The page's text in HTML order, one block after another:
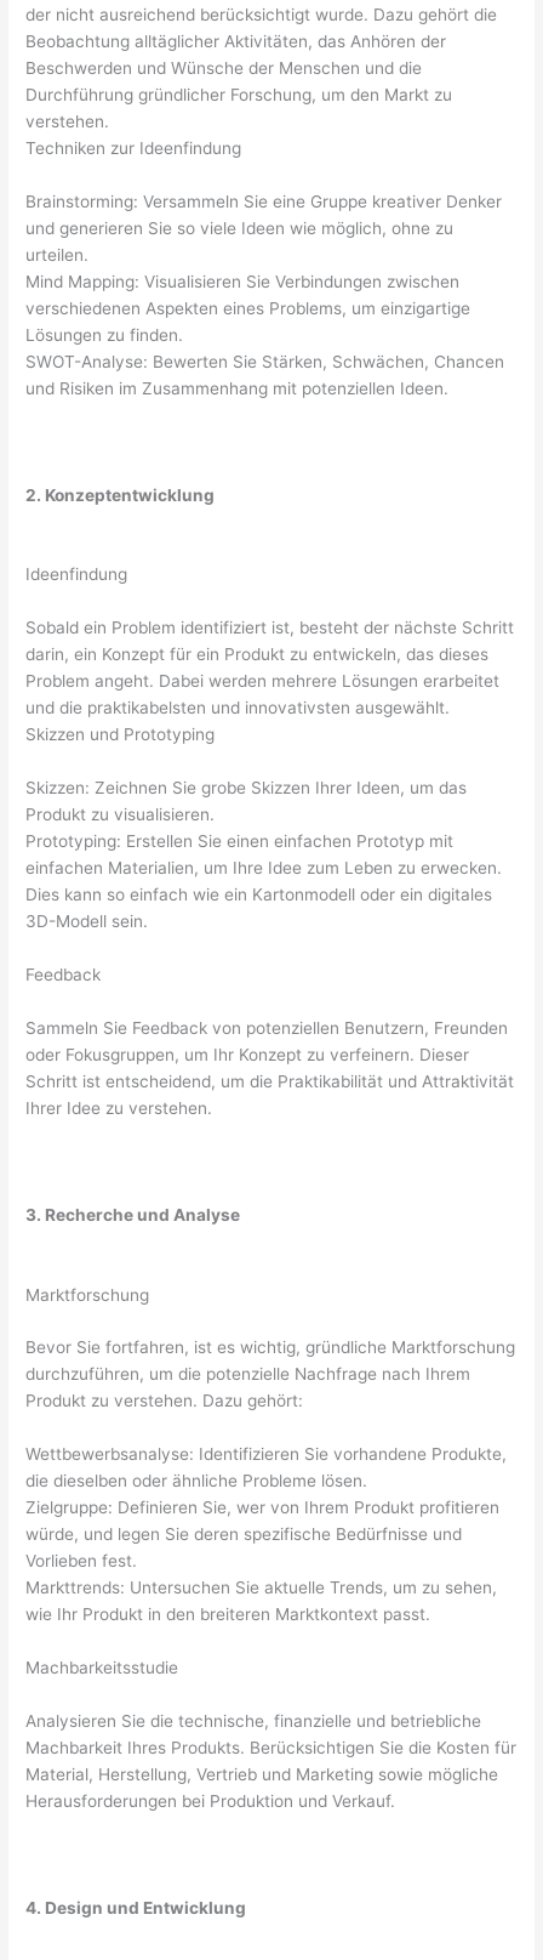
der nicht ausreichend berücksichtigt wurde. Dazu gehört die
Beobachtung alltäglicher Aktivitäten, das Anhören der
Beschwerden und Wünsche der Menschen und die
Durchführung gründlicher Forschung, um den Markt zu
verstehen.
Techniken zur Ideenfindung
Brainstorming: Versammeln Sie eine Gruppe kreativer Denker
und generieren Sie so viele Ideen wie möglich, ohne zu
urteilen.
Mind Mapping: Visualisieren Sie Verbindungen zwischen
verschiedenen Aspekten eines Problems, um einzigartige
Lösungen zu finden.
SWOT-Analyse: Bewerten Sie Stärken, Schwächen, Chancen
und Risiken im Zusammenhang mit potenziellen Ideen.
2. Konzeptentwicklung
Ideenfindung
Sobald ein Problem identifiziert ist, besteht der nächste Schritt
darin, ein Konzept für ein Produkt zu entwickeln, das dieses
Problem angeht. Dabei werden mehrere Lösungen erarbeitet
und die praktikabelsten und innovativsten ausgewählt.
Skizzen und Prototyping
Skizzen: Zeichnen Sie grobe Skizzen Ihrer Ideen, um das
Produkt zu visualisieren.
Prototyping: Erstellen Sie einen einfachen Prototyp mit
einfachen Materialien, um Ihre Idee zum Leben zu erwecken.
Dies kann so einfach wie ein Kartonmodell oder ein digitales
3D-Modell sein.
Feedback
Sammeln Sie Feedback von potenziellen Benutzern, Freunden
oder Fokusgruppen, um Ihr Konzept zu verfeinern. Dieser
Schritt ist entscheidend, um die Praktikabilität und Attraktivität
Ihrer Idee zu verstehen.
3. Recherche und Analyse
Marktforschung
Bevor Sie fortfahren, ist es wichtig, gründliche Marktforschung
durchzuführen, um die potenzielle Nachfrage nach Ihrem
Produkt zu verstehen. Dazu gehört:
Wettbewerbsanalyse: Identifizieren Sie vorhandene Produkte,
die dieselben oder ähnliche Probleme lösen.
Zielgruppe: Definieren Sie, wer von Ihrem Produkt profitieren
würde, und legen Sie deren spezifische Bedürfnisse und
Vorlieben fest.
Markttrends: Untersuchen Sie aktuelle Trends, um zu sehen,
wie Ihr Produkt in den breiteren Marktkontext passt.
Machbarkeitsstudie
Analysieren Sie die technische, finanzielle und betriebliche
Machbarkeit Ihres Produkts. Berücksichtigen Sie die Kosten für
Material, Herstellung, Vertrieb und Marketing sowie mögliche
Herausforderungen bei Produktion und Verkauf.
4. Design und Entwicklung